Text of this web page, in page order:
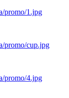
promo/1.jpg
promo/cup.jpg
promo/4.jpg